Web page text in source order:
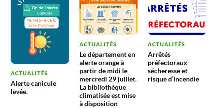
ACTUALITÉS
Alerte canicule
levée.
ACTUALITÉS
Le département en
alerte orange à
partir de midi le
mercredi 29 juillet.
La bibliothèque
climatisée est mise
à disposition
ACTUALITÉS
Arrêtés
préfectoraux
sécheresse et
risque d’incendie